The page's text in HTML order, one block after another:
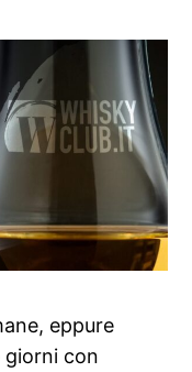
eppure
giorni con